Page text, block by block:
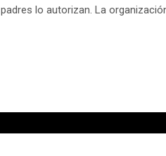
lo autorizan. La